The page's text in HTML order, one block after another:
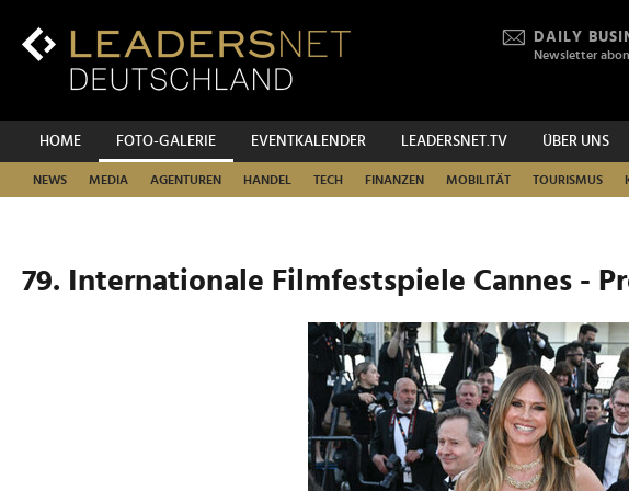
Inhalt
Hauptnavigation
DAILY
Newsletter
HOME FOTO-GALERIE EVENTKALENDER LEADERSNET.TV ÜBER UNS
NEWS MEDIA AGENTUREN HANDEL TECH FINANZEN MOBILITÄT TOURISMUS
79. Internationale Filmfestspiele Cannes -